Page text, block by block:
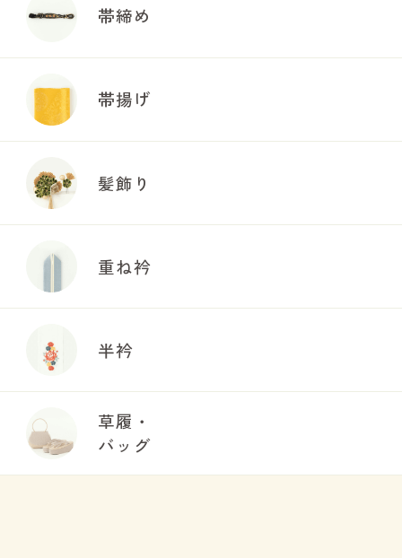
帯締め
帯揚げ
髪飾り
重ね衿
半衿
草履・
バッグ